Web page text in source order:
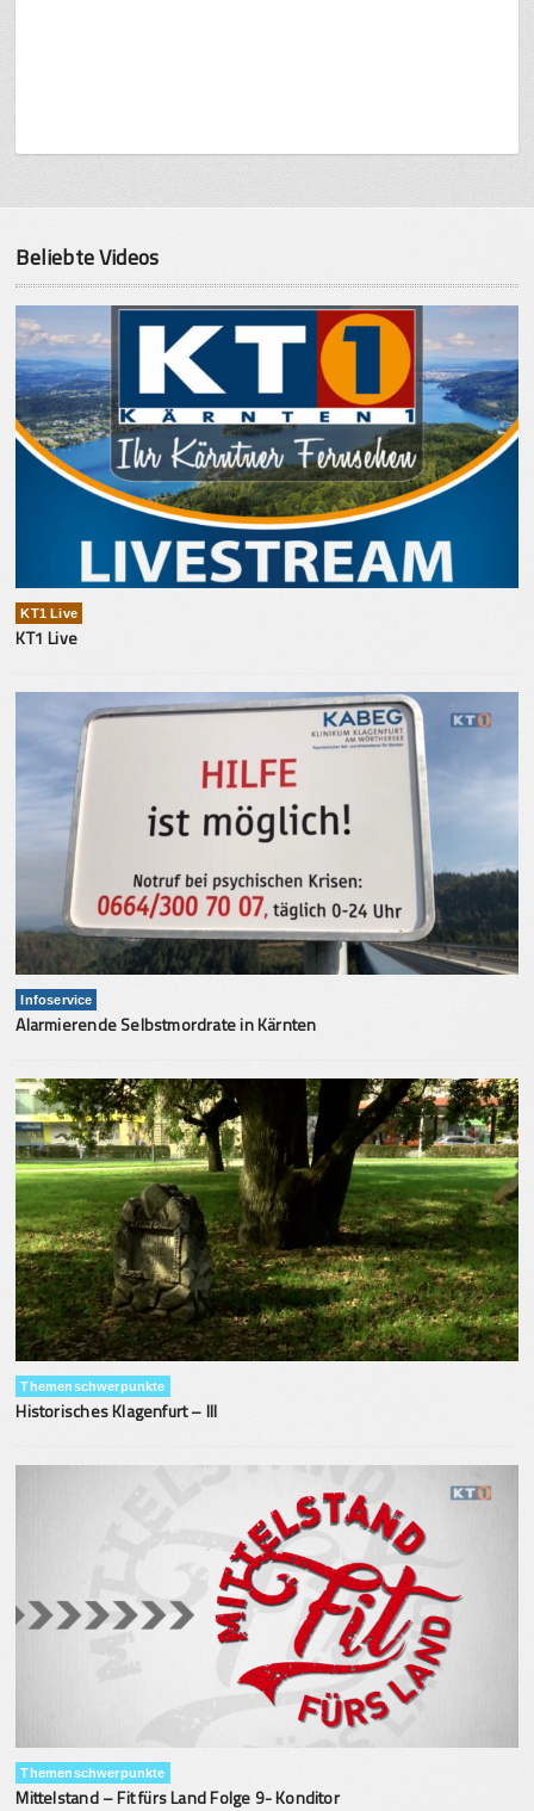
Beliebte Videos
KT1 Live
KT1 Live
Infoservice
Alarmierende Selbstmordrate in Kärnten
Themenschwerpunkte
Historisches Klagenfurt – III
Themenschwerpunkte
Mittelstand – Fit fürs Land Folge 9- Konditor